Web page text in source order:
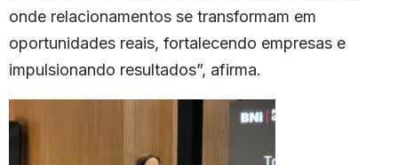
onde relacionamentos se transformam em
oportunidades reais, fortalecendo empresas e
impulsionando resultados”, afirma.